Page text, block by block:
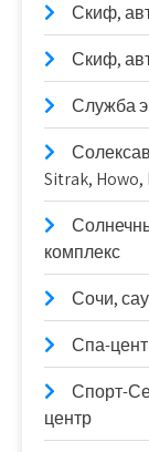
Скиф,
Скиф,
Служба
Sitrak, Howo,
комплекс
Сочи,
Спа-
Спорт-
центр